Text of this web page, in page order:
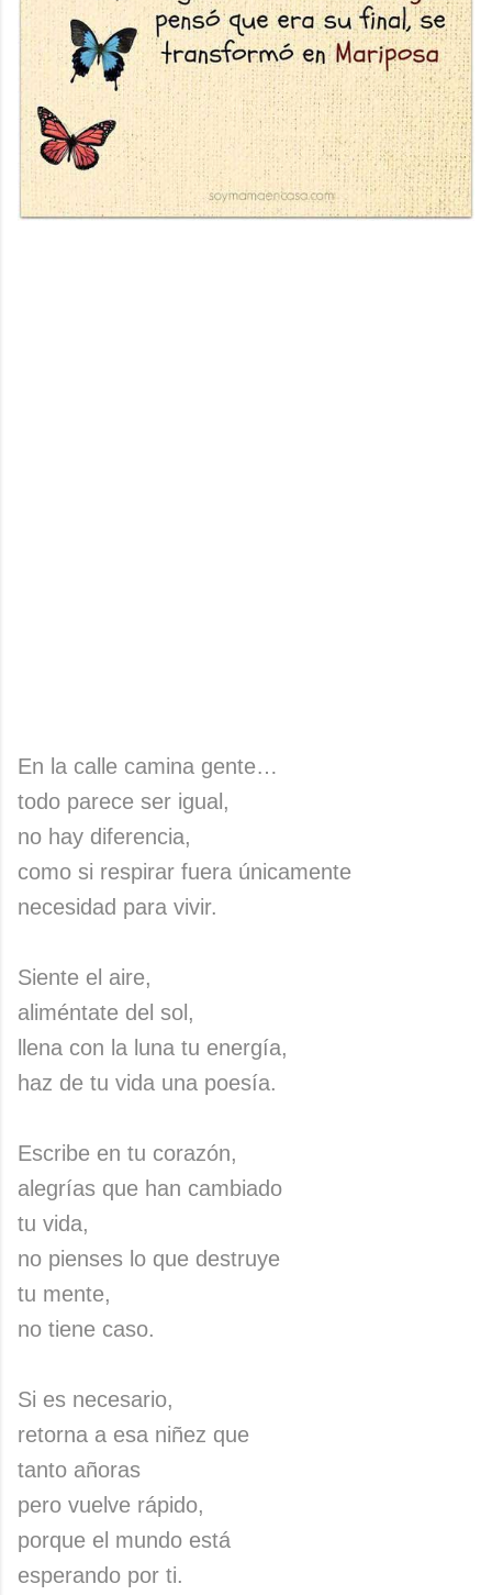
En la calle camina gente…
todo parece ser igual,
no hay diferencia,
como si respirar fuera únicamente
necesidad para vivir.
Siente el aire,
aliméntate del sol,
llena con la luna tu energía,
haz de tu vida una poesía.
Escribe en tu corazón,
alegrías que han cambiado
tu vida,
no pienses lo que destruye
tu mente,
no tiene caso.
Si es necesario,
retorna a esa niñez que
tanto añoras
pero vuelve rápido,
porque el mundo está
esperando por ti.